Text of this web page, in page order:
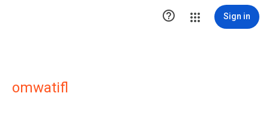
 Sign in
omwatifl